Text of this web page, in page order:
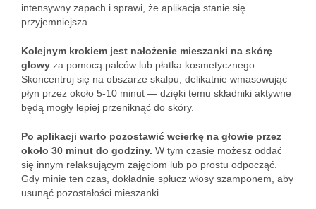
intensywny zapach i sprawi, że aplikacja stanie się
przyjemniejsza.
Kolejnym krokiem jest nałożenie mieszanki na skórę
głowy za pomocą palców lub płatka kosmetycznego.
Skoncentruj się na obszarze skalpu, delikatnie wmasowując
płyn przez około 5-10 minut — dzięki temu składniki aktywne
będą mogły lepiej przeniknąć do skóry.
Po aplikacji warto pozostawić wcierkę na głowie przez
około 30 minut do godziny. W tym czasie możesz oddać
się innym relaksującym zajęciom lub po prostu odpocząć.
Gdy minie ten czas, dokładnie spłucz włosy szamponem, aby
usunąć pozostałości mieszanki.